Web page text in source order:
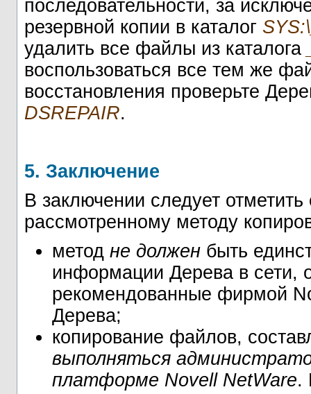
последовательности, за
резервной копии в каталог
удалить все файлы из каталога
воспользоваться все тем же
восстановления проверьте
DSREPAIR.
5. Заключение
В заключении следует
рассмотренному методу
метод не долженбыть
информации Дерева в сети,
рекомендованные фирмой
Дерева;
копирование файлов,
выполняться
платформе Novell NetWare.